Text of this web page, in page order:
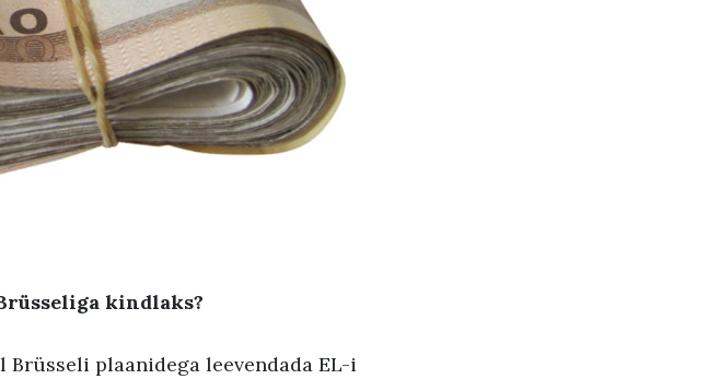
kindlaks?
Brüsseli plaanidega leevendada EL-i